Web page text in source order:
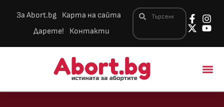
За Abort.bg
Карта на сайта
Дарете!
Контакти